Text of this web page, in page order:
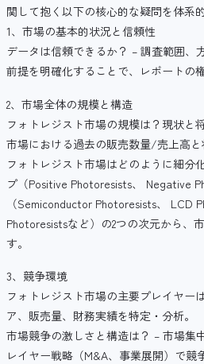
関して抱く以下の核心的な疑問を体系
1、市場の基本的状況と信頼性
データは信頼できるか？ – 調査範囲、
前提を明確化することで、レポートの
2、市場全体の規模と構造
フォトレジスト市場の規模は？現状と
市場における過去の販売数量/売上高と
フォトレジスト市場はどのように細分
プ（Positive Photoresists、 Negative
（Semiconductor Photoresists、 LCD
Photoresistsなど）の2つの次元から、
す。
3、競争環境
フォトレジスト市場の主要プレイヤー
ア、販売量、財務実績を特定・分析。
市場競争の激しさと構造は？ – 市場集
レイヤー戦略（M&A、事業展開）で競